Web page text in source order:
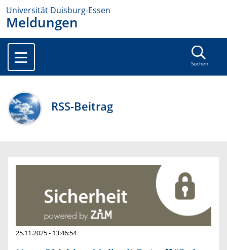
Universität Duisburg-Essen
Meldungen
Suchen
RSS-Beitrag
25.11.2025 - 13:46:54